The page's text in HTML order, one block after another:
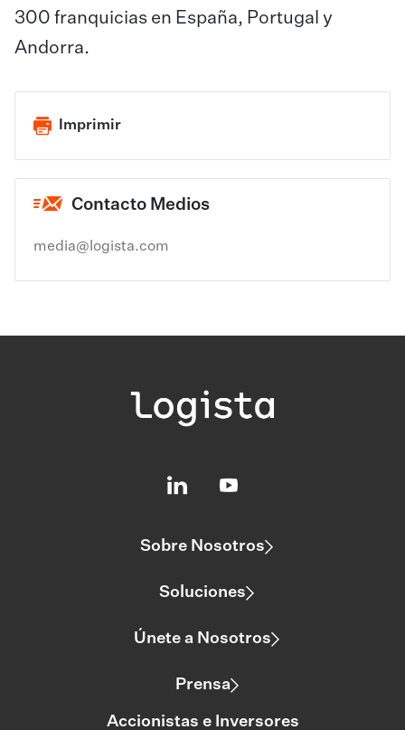
300 franquicias en España, Portugal y
Andorra.
Imprimir
Contacto Medios
media@logista.com
Sobre Nosotros
Soluciones
Únete a Nosotros
Prensa
Accionistas e Inversores